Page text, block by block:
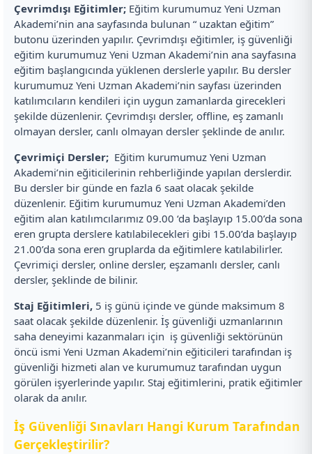
Çevrimdışı Eğitimler; Eğitim kurumumuz Yeni Uzman
Akademi’nin ana sayfasında bulunan “ uzaktan eğitim”
butonu üzerinden yapılır. Çevrimdışı eğitimler, iş güvenliği
eğitim kurumumuz Yeni Uzman Akademi’nin ana sayfasına
eğitim başlangıcında yüklenen derslerle yapılır. Bu dersler
kurumumuz Yeni Uzman Akademi’nin sayfası üzerinden
katılımcıların kendileri için uygun zamanlarda girecekleri
şekilde düzenlenir. Çevrimdışı dersler, offline, eş zamanlı
olmayan dersler, canlı olmayan dersler şeklinde de anılır.
Çevrimiçi Dersler; Eğitim kurumumuz Yeni Uzman
Akademi’nin eğiticilerinin rehberliğinde yapılan derslerdir.
Bu dersler bir günde en fazla 6 saat olacak şekilde
düzenlenir. Eğitim kurumumuz Yeni Uzman Akademi’den
eğitim alan katılımcılarımız 09.00 ‘da başlayıp 15.00’da sona
eren grupta derslere katılabilecekleri gibi 15.00’da başlayıp
21.00’da sona eren gruplarda da eğitimlere katılabilirler.
Çevrimiçi dersler, online dersler, eşzamanlı dersler, canlı
dersler, şeklinde de bilinir.
Staj Eğitimleri, 5 iş günü içinde ve günde maksimum 8
saat olacak şekilde düzenlenir. İş güvenliği uzmanlarının
saha deneyimi kazanmaları için iş güvenliği sektörünün
öncü ismi Yeni Uzman Akademi’nin eğiticileri tarafından iş
güvenliği hizmeti alan ve kurumumuz tarafından uygun
görülen işyerlerinde yapılır. Staj eğitimlerini, pratik eğitimler
olarak da anılır.
İş Güvenliği Sınavları Hangi Kurum Tarafından
Gerçekleştirilir?